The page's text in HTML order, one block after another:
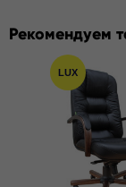
Рекомендуем
LUX